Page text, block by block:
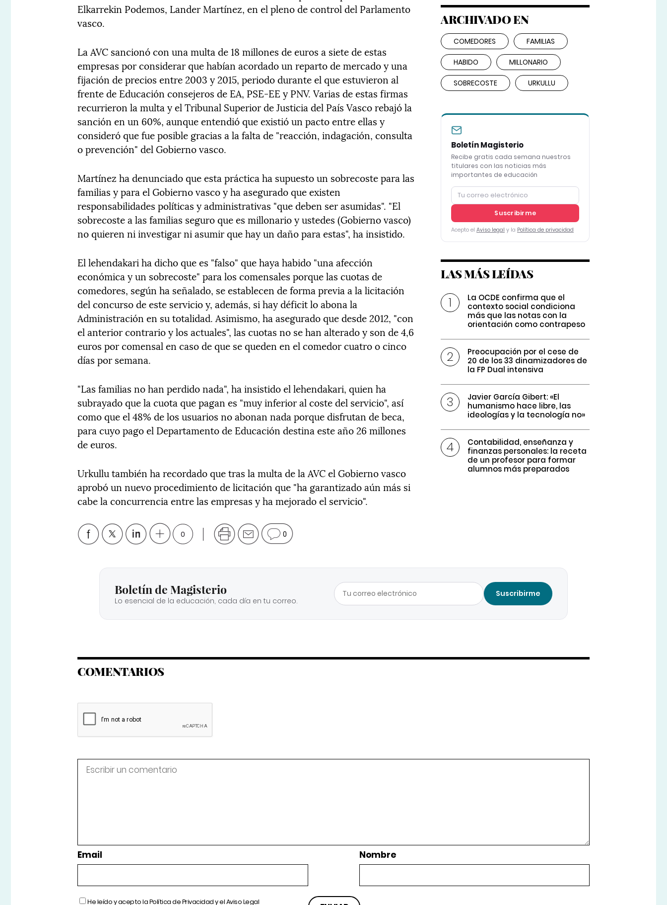
Elkarrekin Podemos, Lander Martínez, en el pleno de control del Parlamento
vasco.
La AVC sancionó con una multa de 18 millones de euros a siete de estas
empresas por considerar que habían acordado un reparto de mercado y una
fijación de precios entre 2003 y 2015, periodo durante el que estuvieron al
frente de Educación consejeros de EA, PSE-EE y PNV. Varias de estas firmas
recurrieron la multa y el Tribunal Superior de Justicia del País Vasco rebajó la
sanción en un 60%, aunque entendió que existió un pacto entre ellas y
consideró que fue posible gracias a la falta de "reacción, indagación, consulta
o prevención" del Gobierno vasco.
Martínez ha denunciado que esta práctica ha supuesto un sobrecoste para las
familias y para el Gobierno vasco y ha asegurado que existen
responsabilidades políticas y administrativas "que deben ser asumidas". "El
sobrecoste a las familias seguro que es millonario y ustedes (Gobierno vasco)
no quieren ni investigar ni asumir que hay un daño para estas", ha insistido.
El lehendakari ha dicho que es "falso" que haya habido "una afección
económica y un sobrecoste" para los comensales porque las cuotas de
comedores, según ha señalado, se establecen de forma previa a la licitación
del concurso de este servicio y, además, si hay déficit lo abona la
Administración en su totalidad. Asimismo, ha asegurado que desde 2012, "con
el anterior contrario y los actuales", las cuotas no se han alterado y son de 4,6
euros por comensal en caso de que se queden en el comedor cuatro o cinco
días por semana.
"Las familias no han perdido nada", ha insistido el lehendakari, quien ha
subrayado que la cuota que pagan es "muy inferior al coste del servicio", así
como que el 48% de los usuarios no abonan nada porque disfrutan de beca,
para cuyo pago el Departamento de Educación destina este año 26 millones
de euros.
Urkullu también ha recordado que tras la multa de la AVC el Gobierno vasco
aprobó un nuevo procedimiento de licitación que "ha garantizado aún más si
cabe la concurrencia entre las empresas y ha mejorado el servicio".
0 0
ARCHIVADO EN
COMEDORES FAMILIAS
HABIDO MILLONARIO
SOBRECOSTE URKULLU
Boletín Magisterio
Recibe gratis cada semana nuestros
titulares con las noticias más
importantes de educación
Suscribirme
Acepto el Aviso legal y la Política de privacidad
LAS MÁS LEÍDAS
La OCDE confirma que el
contexto social condiciona
más que las notas con la
orientación como contrapeso
Preocupación por el cese de
20 de los 33 dinamizadores de
la FP Dual intensiva
Javier García Gibert: «El
humanismo hace libre, las
ideologías y la tecnología no»
Contabilidad, enseñanza y
finanzas personales: la receta
de un profesor para formar
alumnos más preparados
Boletín de Magisterio
Lo esencial de la educación, cada día en tu correo.
Suscribirme
COMENTARIOS
Email Nombre
He leído y acepto laPolítica de Privacidady elAviso Legal